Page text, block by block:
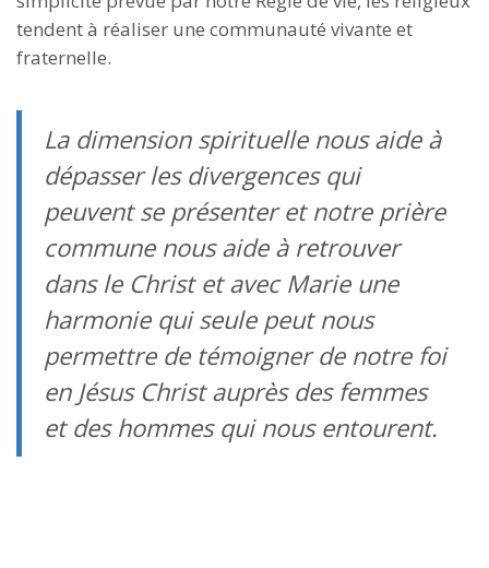
tendent à réaliser une communauté vivante et
fraternelle.
La dimension spirituelle nous aide à
dépasser les divergences qui
peuvent se présenter et notre prière
commune nous aide à retrouver
dans le Christ et avec Marie une
harmonie qui seule peut nous
permettre de témoigner de notre foi
en Jésus Christ auprès des femmes
et des hommes qui nous entourent.